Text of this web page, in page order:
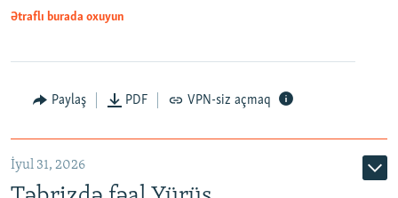
Ətraflı burada oxuyun
Paylaş PDF VPN-siz açmaq
İyul 31, 2026